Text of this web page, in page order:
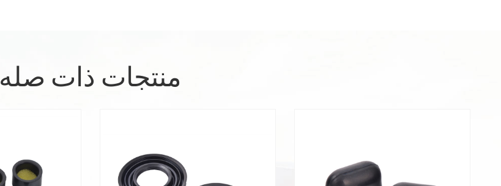
منتجات ذات صله